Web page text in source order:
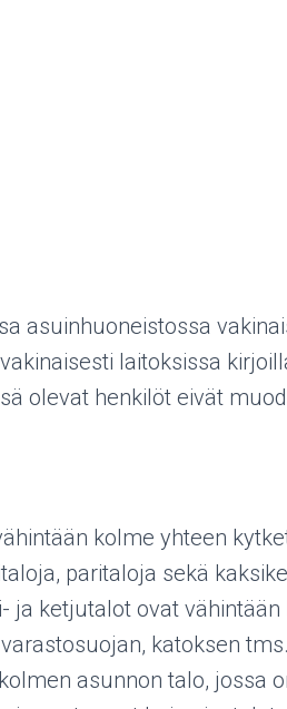
asuinhuoneistossa
laitoksissa
olevat henkilöt eivät
kolme yhteen
paritaloja sekä
ja ketjutalot ovat
katoksen
asunnon talo, jossa